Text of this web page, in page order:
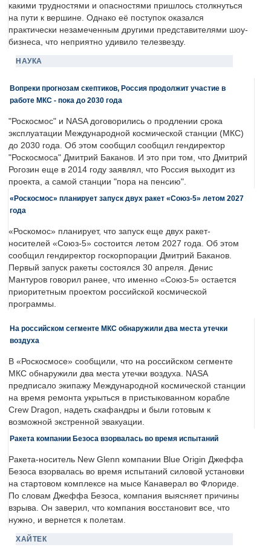
какими трудностями и опасностями пришлось столкнуться
на пути к вершине. Однако её поступок оказался
практически незамеченным другими представителями шоу-
бизнеса, что неприятно удивило телезвезду.
НАУКА
Вопреки прогнозам скептиков, Россия продолжит участие в
работе МКС - пока до 2030 года
"Роскосмос" и NASA договорились о продлении срока
эксплуатации Международной космической станции (МКС)
до 2030 года. Об этом сообщил сообщил гендиректор
"Роскосмоса" Дмитрий Баканов. И это при том, что Дмитрий
Рогозин еще в 2014 году заявлял, что Россия выходит из
проекта, а самой станции "пора на пенсию".
«Роскосмос» планирует запуск двух ракет «Союз-5» летом 2027
года
«Роскомос» планирует, что запуск еще двух ракет-
носителей «Союз-5» состоится летом 2027 года. Об этом
сообщил гендиректор госкорпорации Дмитрий Баканов.
Первый запуск ракеты состоялся 30 апреля. Денис
Мантуров говорил ранее, что именно «Союз-5» остается
приоритетным проектом российской космической
программы.
На российском сегменте МКС обнаружили два места утечки
воздуха
В «Роскосмосе» сообщили, что на российском сегменте
МКС обнаружили два места утечки воздуха. NASA
предписало экипажу Международной космической станции
на время ремонта укрыться в пристыкованном корабле
Crew Dragon, надеть скафандры и были готовым к
возможной экстренной эвакуации.
Ракета компании Безоса взорвалась во время испытаний
Ракета-носитель New Glenn компании Blue Origin Джеффа
Безоса взорвалась во время испытаний силовой установки
на стартовом комплексе на мысе Канаверал во Флориде.
По словам Джеффа Безоса, компания выясняет причины
взрыва. Он заверил, что компания восстановит все, что
нужно, и вернется к полетам.
ХАЙТЕК